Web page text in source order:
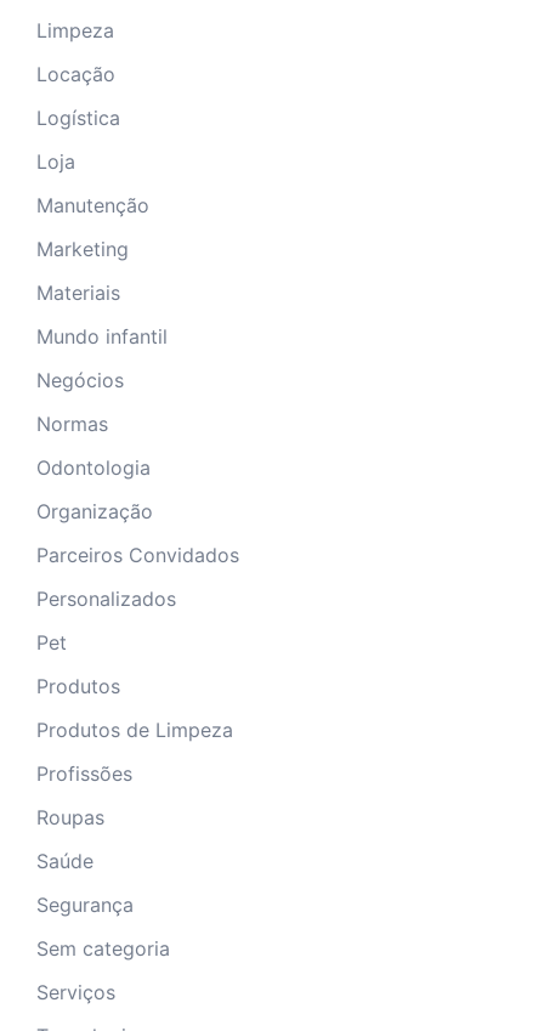
Limpeza
Locação
Logística
Loja
Manutenção
Marketing
Materiais
Mundo infantil
Negócios
Normas
Odontologia
Organização
Parceiros Convidados
Personalizados
Pet
Produtos
Produtos de Limpeza
Profissões
Roupas
Saúde
Segurança
Sem categoria
Serviços